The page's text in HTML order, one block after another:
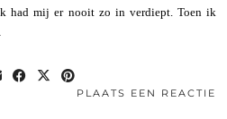
had mij er nooit zo in verdiept. Toen ik
PLAATS EEN REACTIE